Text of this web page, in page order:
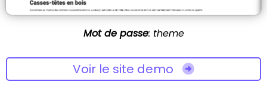
Mot de passe: theme
Voir le site demo